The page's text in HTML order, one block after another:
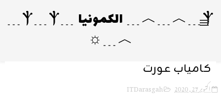
Ⲯ﹍︿﹍︿﹍ الکمونیا ﹍Ⲯ﹍Ⲯ﹍
︿﹍☼
کامیاب عورت
اکتوبر 27, 2020 ITDarasgah